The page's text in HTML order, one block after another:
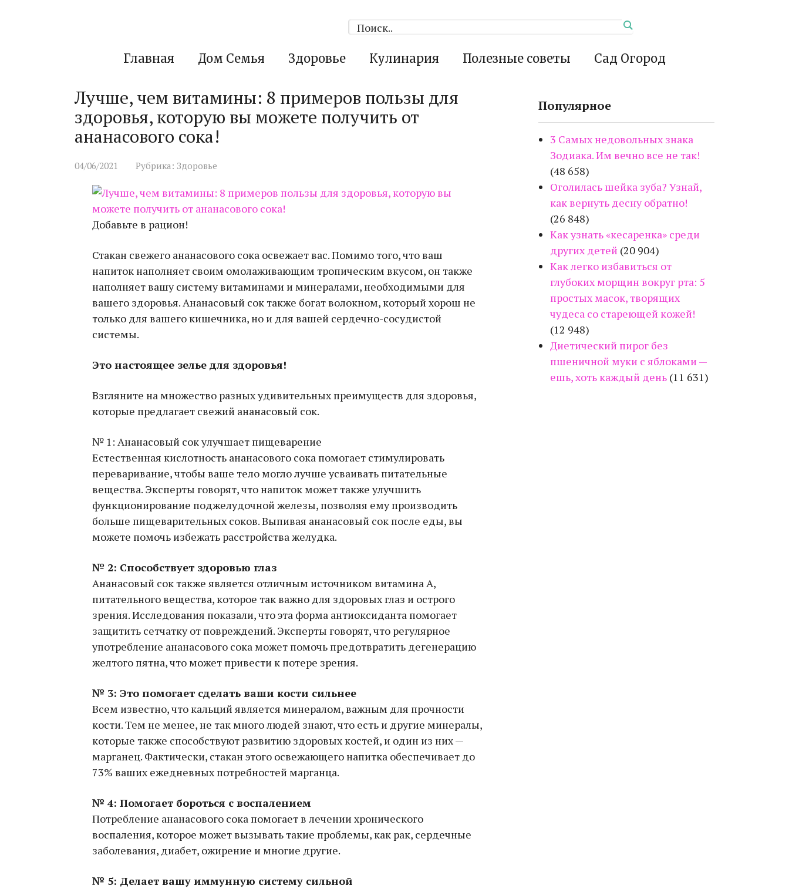
Главная Дом Семья Здоровье Кулинария Полезные советы Сад Огород
Лучше, чем витамины: 8 примеров пользы для
здоровья, которую вы можете получить от
ананасового сока!
04/06/2021 Рубрика: Здоровье
Добавьте в рацион!
Стакан свежего ананасового сока освежает вас. Помимо того, что ваш
напиток наполняет своим омолаживающим тропическим вкусом, он также
наполняет вашу систему витаминами и минералами, необходимыми для
вашего здоровья. Ананасовый сок также богат волокном, который хорош не
только для вашего кишечника, но и для вашей сердечно-сосудистой
системы.
Это настоящее зелье для здоровья!
Взгляните на множество разных удивительных преимуществ для здоровья,
которые предлагает свежий ананасовый сок.
№ 1: Ананасовый сок улучшает пищеварение
Естественная кислотность ананасового сока помогает стимулировать
переваривание, чтобы ваше тело могло лучше усваивать питательные
вещества. Эксперты говорят, что напиток может также улучшить
функционирование поджелудочной железы, позволяя ему производить
больше пищеварительных соков. Выпивая ананасовый сок после еды, вы
можете помочь избежать расстройства желудка.
№ 2: Способствует здоровью глаз
Ананасовый сок также является отличным источником витамина А,
питательного вещества, которое так важно для здоровых глаз и острого
зрения. Исследования показали, что эта форма антиоксиданта помогает
защитить сетчатку от повреждений. Эксперты говорят, что регулярное
употребление ананасового сока может помочь предотвратить дегенерацию
желтого пятна, что может привести к потере зрения.
№ 3: Это помогает сделать ваши кости сильнее
Всем известно, что кальций является минералом, важным для прочности
кости. Тем не менее, не так много людей знают, что есть и другие минералы,
которые также способствуют развитию здоровых костей, и один из них —
марганец. Фактически, стакан этого освежающего напитка обеспечивает до
73% ваших ежедневных потребностей марганца.
№ 4: Помогает бороться с воспалением
Потребление ананасового сока помогает в лечении хронического
воспаления, которое может вызывать такие проблемы, как рак, сердечные
заболевания, диабет, ожирение и многие другие.
№ 5: Делает вашу иммунную систему сильной
Популярное
3 Самых недовольных знака
Зодиака. Им вечно все не так!
(48 658)
Оголилась шейка зуба? Узнай,
как вернуть десну обратно!
(26 848)
Как узнать «кесаренка» среди
других детей (20 904)
Как легко избавиться от
глубоких морщин вокруг рта: 5
простых масок, творящих
чудеса со стареющей кожей!
(12 948)
Диетический пирог без
пшеничной муки с яблоками —
ешь, хоть каждый день (11 631)